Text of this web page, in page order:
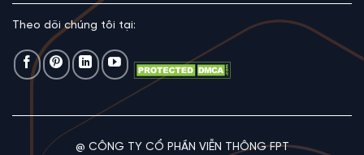
Theo dõi chúng tôi tại:
@ CÔNG TY CỔ PHẦN VIỄN THÔNG FPT